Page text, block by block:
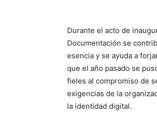
Durante el acto de
Documentación se
esencia y se ayuda a
que el año pasado se
fieles al compromiso de
exigencias de la
la identidad digital.